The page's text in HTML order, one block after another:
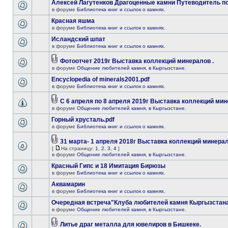
Алексей Лагутенков Драгоценные камни Путеводитель
в форуме Библиотека книг и ссылок о камнях.
Красная яшма
в форуме Библиотека книг и ссылок о камнях.
Исландский шпат
в форуме Библиотека книг и ссылок о камнях.
Фотоотчет 2019г Выставка коллекций минералов .
в форуме Общение любителей камня, в Кыргызстане.
Encyclopedia of minerals2001.pdf
в форуме Библиотека книг и ссылок о камнях.
С 6 апреля по 8 апреля 2019г Выставка коллекций
в форуме Общение любителей камня, в Кыргызстане.
Горный хрусталь.pdf
в форуме Библиотека книг и ссылок о камнях.
31 марта- 1 апреля 2018г Выставка коллекций
[ На страницу: 1 2 3 4 ]
в форуме Общение любителей камня, в Кыргызстане.
Красный Гипс и 18 Имитация Бирюзы
в форуме Библиотека книг и ссылок о камнях.
Аквамарин
в форуме Библиотека книг и ссылок о камнях.
Очередная встреча"Клуба любителей камня
в форуме Общение любителей камня, в Кыргызстане.
Литье драг металла для ювелиров в Бишкеке.